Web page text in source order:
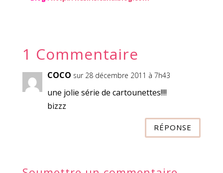
1 Commentaire
COCO sur 28 décembre 2011 à 7h43
une jolie série de cartounettes!!!!
bizzz
RÉPONSE